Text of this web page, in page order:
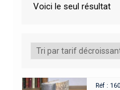
Voici le seul résultat
Réf :